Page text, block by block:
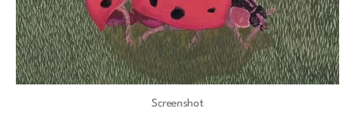
Screenshot